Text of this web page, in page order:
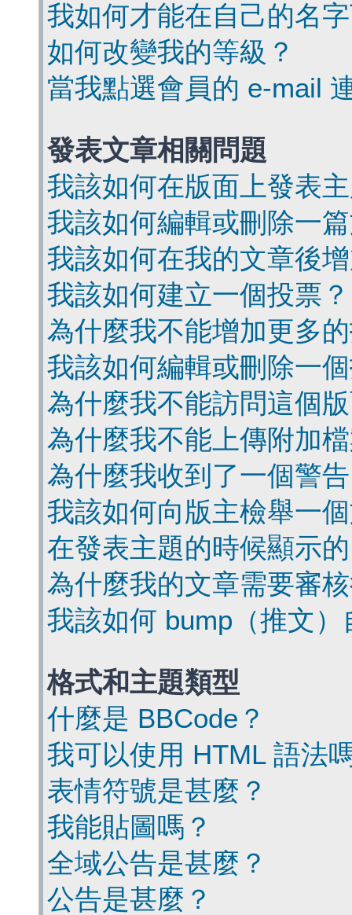
我如何才能在自己的名
如何改變我的等級？
當我點選會員的 e-mail
發表文章相關問題
我該如何在版面上發表
我該如何編輯或刪除一
我該如何在我的文章後
我該如何建立一個投票？
為什麼我不能增加更多
我該如何編輯或刪除一
為什麼我不能訪問這個
為什麼我不能上傳附加
為什麼我收到了一個警
我該如何向版主檢舉一
在發表主題的時候顯示
為什麼我的文章需要審
我該如何 bump（推文
格式和主題類型
什麼是 BBCode？
我可以使用 HTML 語法
表情符號是甚麼？
我能貼圖嗎？
全域公告是甚麼？
公告是甚麼？